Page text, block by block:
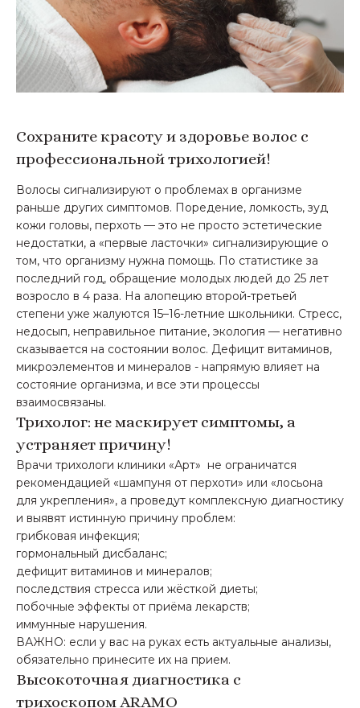
Сохраните красоту и здоровье волос с
профессиональной трихологией!
Волосы сигнализируют о проблемах в организме
раньше других симптомов. Поредение, ломкость, зуд
кожи головы, перхоть — это не просто эстетические
недостатки, а «первые ласточки» сигнализирующие о
том, что организму нужна помощь. По статистике за
последний год, обращение молодых людей до 25 лет
возросло в 4 раза. На алопецию второй-третьей
степени уже жалуются 15–16-летние школьники. Стресс,
недосып, неправильное питание, экология — негативно
сказывается на состоянии волос. Дефицит витаминов,
микроэлементов и минералов - напрямую влияет на
состояние организма, и все эти процессы
взаимосвязаны.
Трихолог: не маскирует симптомы, а
устраняет причину!
Врачи трихологи клиники «Арт» не ограничатся
рекомендацией «шампуня от перхоти» или «лосьона
для укрепления», а проведут комплексную диагностику
и выявят истинную причину проблем:
грибковая инфекция;
гормональный дисбаланс;
дефицит витаминов и минералов;
последствия стресса или жёсткой диеты;
побочные эффекты от приёма лекарств;
иммунные нарушения.
ВАЖНО: если у вас на руках есть актуальные анализы,
обязательно принесите их на прием.
Высокоточная диагностика с
трихоскопом ARAMO